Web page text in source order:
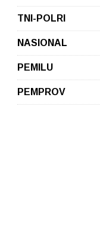
TNI-POLRI
NASIONAL
PEMILU
PEMPROV